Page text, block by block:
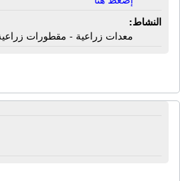
النشاط:
معدات زراعية - مقطورات